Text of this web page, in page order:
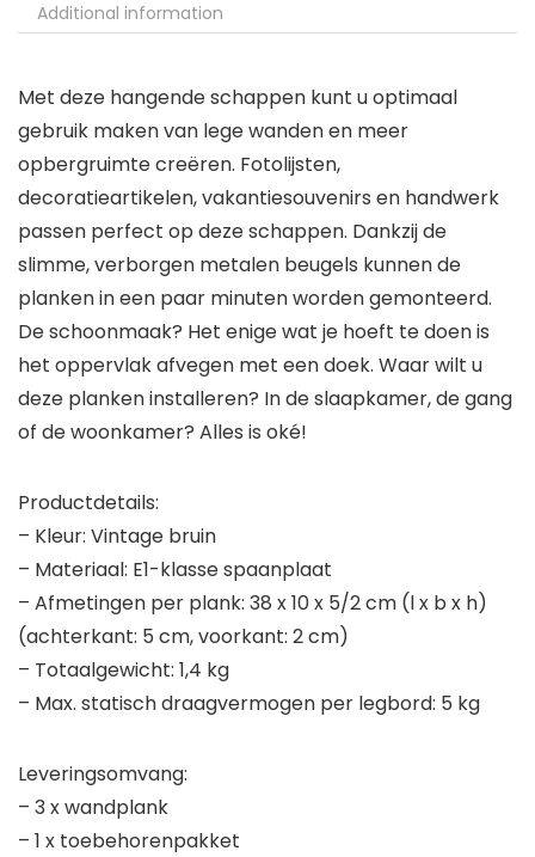
Additional information
Met deze hangende schappen kunt u optimaal
gebruik maken van lege wanden en meer
opbergruimte creëren. Fotolijsten,
decoratieartikelen, vakantiesouvenirs en handwerk
passen perfect op deze schappen. Dankzij de
slimme, verborgen metalen beugels kunnen de
planken in een paar minuten worden gemonteerd.
De schoonmaak? Het enige wat je hoeft te doen is
het oppervlak afvegen met een doek. Waar wilt u
deze planken installeren? In de slaapkamer, de gang
of de woonkamer? Alles is oké!
Productdetails:
– Kleur: Vintage bruin
– Materiaal: E1-klasse spaanplaat
– Afmetingen per plank: 38 x 10 x 5/2 cm (l x b x h)
(achterkant: 5 cm, voorkant: 2 cm)
– Totaalgewicht: 1,4 kg
– Max. statisch draagvermogen per legbord: 5 kg
Leveringsomvang:
– 3 x wandplank
– 1 x toebehorenpakket